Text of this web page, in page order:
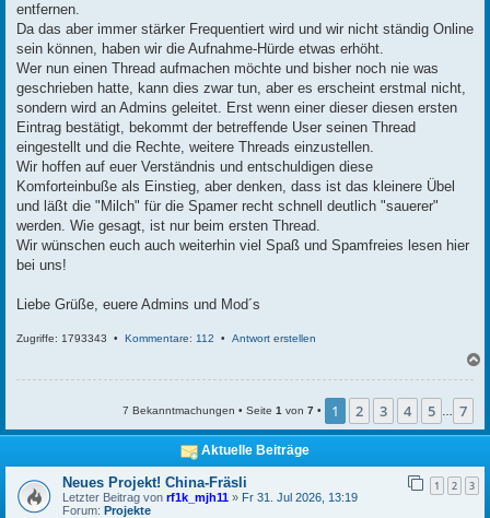
entfernen.
Da das aber immer stärker Frequentiert wird und wir nicht ständig Online
sein können, haben wir die Aufnahme-Hürde etwas erhöht.
Wer nun einen Thread aufmachen möchte und bisher noch nie was
geschrieben hatte, kann dies zwar tun, aber es erscheint erstmal nicht,
sondern wird an Admins geleitet. Erst wenn einer dieser diesen ersten
Eintrag bestätigt, bekommt der betreffende User seinen Thread
eingestellt und die Rechte, weitere Threads einzustellen.
Wir hoffen auf euer Verständnis und entschuldigen diese
Komforteinbuße als Einstieg, aber denken, dass ist das kleinere Übel
und läßt die "Milch" für die Spamer recht schnell deutlich "sauerer"
werden. Wie gesagt, ist nur beim ersten Thread.
Wir wünschen euch auch weiterhin viel Spaß und Spamfreies lesen hier
bei uns!
Liebe Grüße, euere Admins und Mod´s
Zugriffe: 1793343 • Kommentare: 112 • Antwort erstellen
b
n
7 Bekanntmachungen • Seite 1 von 7 • 1 2 3 4 5 7
Aktuelle Beiträge
Neues Projekt! China-Fräsli 1 2 3
Letzter Beitrag von rf1k_mjh11 » Fr 31. Jul 2026, 13:19
Forum: Projekte